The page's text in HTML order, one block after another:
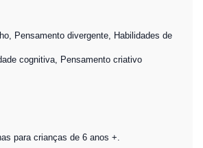
Pensamento divergente, Habilidades de
cognitiva, Pensamento criativo
para crianças de 6 anos +.